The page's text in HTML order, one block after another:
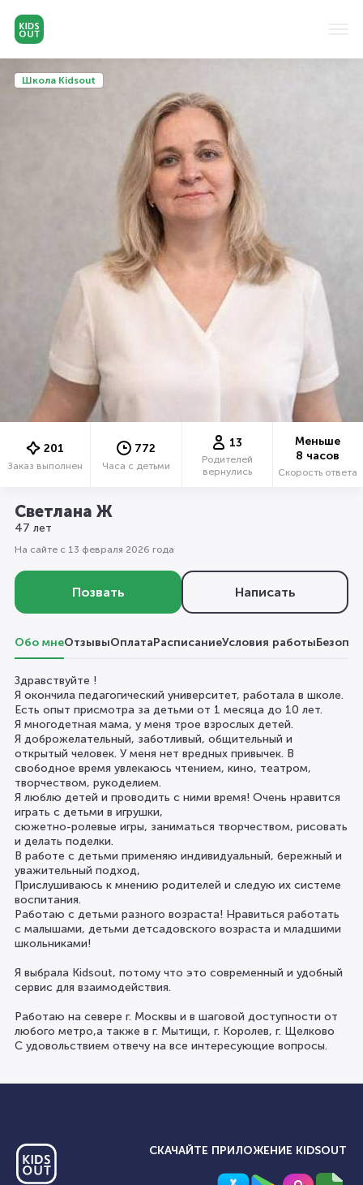
Школа Kidsout
201
Заказ выполнен
772
Часа с детьми
13
Родителей
вернулись
Меньше
8 часов
Скорость ответа
Светлана Ж
47 лет
На сайте с 13 февраля 2026 года
Позвать Написать
Обо мнеОтзывыОплатаРасписаниеУсловия работы
Здравствуйте !
Я окончила педагогический университет, работала в школе.
Есть опыт присмотра за детьми от 1 месяца до 10 лет.
Я многодетная мама, у меня трое взрослых детей.
Я доброжелательный, заботливый, общительный и
открытый человек. У меня нет вредных привычек. В
свободное время увлекаюсь чтением, кино, театром,
творчеством, рукоделием.
Я люблю детей и проводить с ними время! Очень нравится
играть с детьми в игрушки,
сюжетно-ролевые игры, заниматься творчеством, рисовать
и делать поделки.
В работе с детьми применяю индивидуальный, бережный и
уважительный подход,
Прислушиваюсь к мнению родителей и следую их системе
воспитания.
Работаю с детьми разного возраста! Нравиться работать
с малышами, детьми детсадовского возраста и младшими
школьниками!
Я выбрала Kidsout, потому что это современный и удобный
сервис для взаимодействия.
Работаю на севере г. Москвы и в шаговой доступности от
любого метро,а также в г. Мытищи, г. Королев, г. Щелково
С удовольствием отвечу на все интересующие вопросы.
СКАЧАЙТЕ ПРИЛОЖЕНИЕ KIDSOUT